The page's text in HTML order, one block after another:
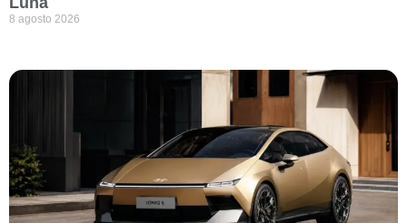
8 agosto 2026